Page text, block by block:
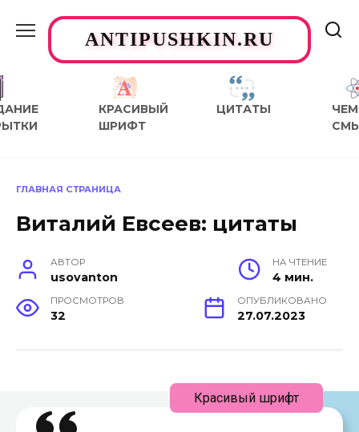
содержаниюANTIPUSHKIN.RU
КРАСИВЫЙ
ШРИФТ
ЦИТАТЫ
ЧЕМ
ГЛАВНАЯ СТРАНИЦА
Виталий Евсеев: цитаты
АВТОР
usovanton
НА ЧТЕНИЕ
4 мин.
ПРОСМОТРОВ
32
ОПУБЛИКОВАНО
27.07.2023
Красивый шрифт